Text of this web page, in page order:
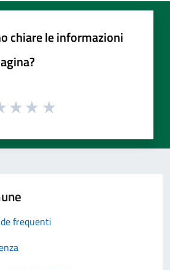
chiare le informazioni
frequenti